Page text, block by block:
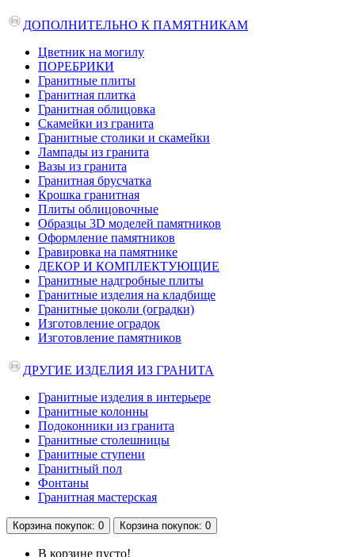
ДОПОЛНИТЕЛЬНО К ПАМЯТНИКАМ
Цветник на могилу
ПОРЕБРИКИ
Гранитные плиты
Гранитная плитка
Гранитная облицовка
Скамейки из гранита
Гранитные столики и скамейки
Лампады из гранита
Вазы из гранита
Гранитная брусчатка
Крошка гранитная
Плиты облицовочные
Образцы 3D моделей памятников
Оформление памятников
Гравировка на памятнике
ДЕКОР И КОМПЛЕКТУЮЩИЕ
Гранитные надгробные плиты
Гранитные изделия на кладбище
Гранитные цоколи (оградки)
Изготовление оградок
Изготовление памятников
ДРУГИЕ ИЗДЕЛИЯ ИЗ ГРАНИТА
Гранитные изделия в интерьере
Гранитные колонны
Подоконники из гранита
Гранитные столешницы
Гранитные ступени
Гранитный пол
Фонтаны
Гранитная мастерская
Корзинапокупок: 0 Корзинапокупок: 0
В корзине пусто!